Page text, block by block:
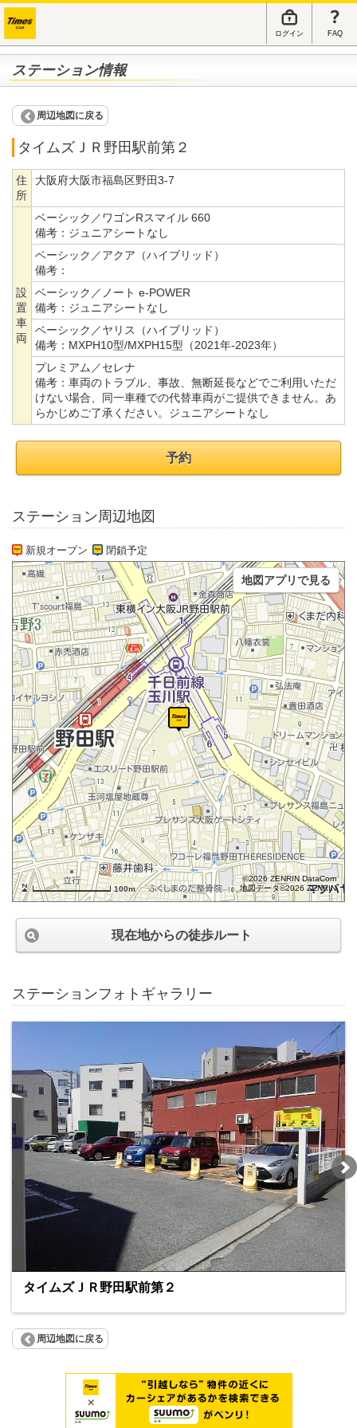
ログイン FAQ
ステーション情報
周辺地図に戻る
タイムズＪＲ野田駅前第２
住
所
大阪府大阪市福島区野田3-7
設
置
車
両
ベーシック／ワゴンRスマイル 660
備考： ジュニアシートなし
ベーシック／アクア（ハイブリッド）
備考：
ベーシック／ノート e-POWER
備考： ジュニアシートなし
ベーシック／ヤリス（ハイブリッド）
備考： MXPH10型/MXPH15型（2021年-2023年）
プレミアム／セレナ
備考： 車両のトラブル、事故、無断延長などでご利用いただ
けない場合、同一車種での代替車両がご提供できません。あ
らかじめご了承ください。ジュニアシートなし
予約
ステーション周辺地図
新規オープン 閉鎖予定
100m
©2026 ZENRIN DataCom
地図データ©2026 ZENRIN
地図アプリで見る
現在地からの徒歩ルート
ステーションフォトギャラリー
タイムズＪＲ野田駅前第２
周辺地図に戻る